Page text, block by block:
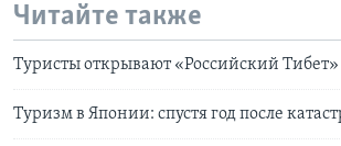
Читайте также
Туристы открывают «Российский Тибет»
Туризм в Японии: спустя год после